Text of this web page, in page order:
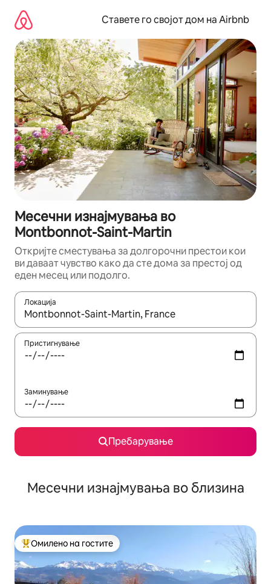
содржина
Ставете го својот дом на Airbnb
Месечни изнајмувања во
Montbonnot-Saint-Martin
Откријте сместувања за долгорочни престои кои
ви даваат чувство како да сте дома за престој од
еден месец или подолго.
Локација
Кога резултатите се достапни, движете се со копчињата
Пристигнување
Заминување
Пребарување
Месечни изнајмувања во близина
Меѓу најуспешните „Омилени на гостите“
Омилено на гостите